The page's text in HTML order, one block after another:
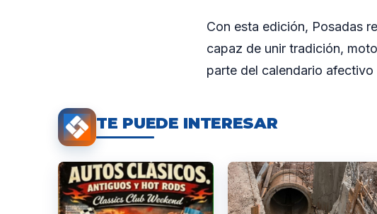
Con esta edición, Posadas
capaz de unir tradición,
parte del calendario afectivo
TE PUEDE INTERESAR